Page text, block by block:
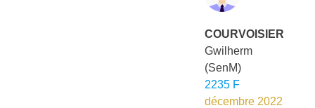
COURVOISIER
Gwilherm
(SenM)
2235 F
décembre 2022